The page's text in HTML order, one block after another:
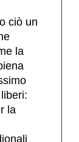
ciò un
la
la